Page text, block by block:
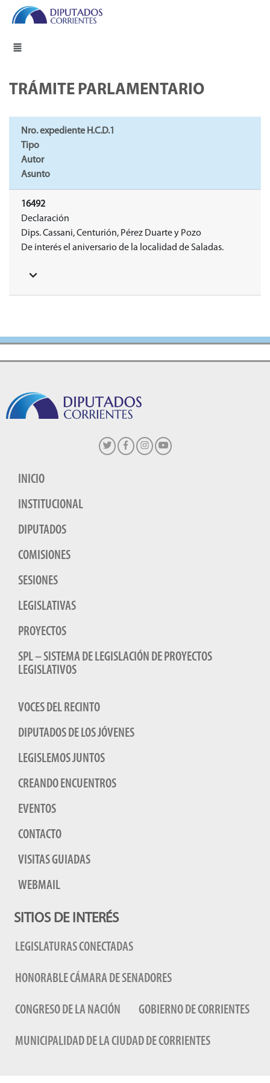
TRÁMITE PARLAMENTARIO
Nro. expediente H.C.D.1
Tipo
Autor
Asunto
16492
Declaración
Dips. Cassani, Centurión, Pérez Duarte y Pozo
De interés el aniversario de la localidad de Saladas.
INICIO
INSTITUCIONAL
DIPUTADOS
COMISIONES
SESIONES
LEGISLATIVAS
PROYECTOS
SPL – SISTEMA DE LEGISLACIÓN DE PROYECTOS
LEGISLATIVOS
VOCES DEL RECINTO
DIPUTADOS DE LOS JÓVENES
LEGISLEMOS JUNTOS
CREANDO ENCUENTROS
EVENTOS
CONTACTO
VISITAS GUIADAS
WEBMAIL
SITIOS DE INTERÉS
LEGISLATURAS CONECTADAS
HONORABLE CÁMARA DE SENADORES
CONGRESO DE LA NACIÓN GOBIERNO DE CORRIENTES
MUNICIPALIDAD DE LA CIUDAD DE CORRIENTES